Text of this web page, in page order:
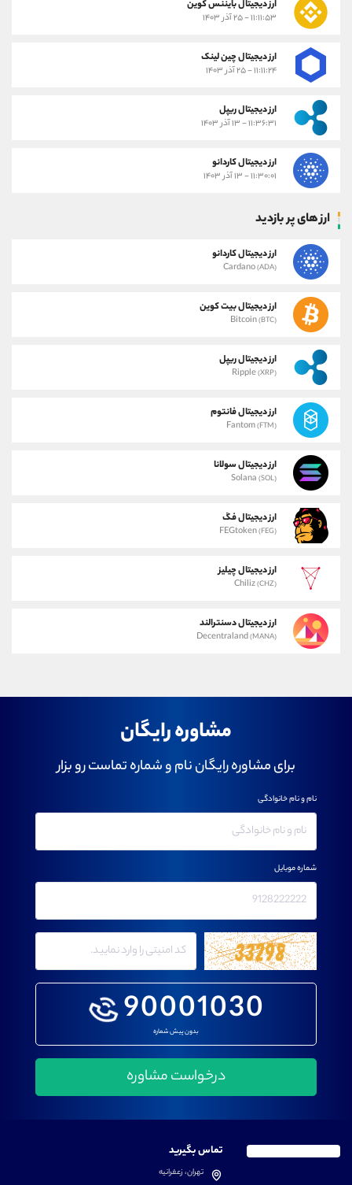
ارز دیجیتال بایننس کوین
۱۱:۱۱:۵۳ - ۲۵ آذر ۱۴۰۳
ارز دیجیتال چین لینک
۱۱:۱۱:۲۴ - ۲۵ آذر ۱۴۰۳
ارز دیجیتال ریپل
۱۱:۳۶:۳۱ - ۱۳ آذر ۱۴۰۳
ارز دیجیتال کاردانو
۱۱:۳۰:۰۱ - ۱۳ آذر ۱۴۰۳
ارز های پر بازدید
ارز دیجیتال کاردانو
Cardano(ADA)
ارز دیجیتال بیت کوین
Bitcoin(BTC)
ارز دیجیتال ریپل
Ripple(XRP)
ارز دیجیتال فانتوم
Fantom(FTM)
ارز دیجیتال سولانا
Solana (SOL)
ارز دیجیتال فگ
FEGtoken(FEG)
ارز دیجیتال چیلیز
Chiliz(CHZ)
ارز دیجیتال دسنترالند
Decentraland(MANA)
مشاوره رایگان
برای مشاوره رایگان نام و شماره تماست رو بزار
90001030
بدون پیش شماره
نام و نام خانوادگی
شماره موبایل
تماس بگیرید
تهران، زعفرانیه